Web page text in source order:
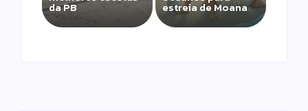
da PB estreia de Moana